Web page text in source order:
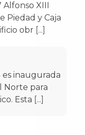
Alfonso XIII
Piedad y Caja
obr [...]
es inaugurada
Norte para
Esta [...]